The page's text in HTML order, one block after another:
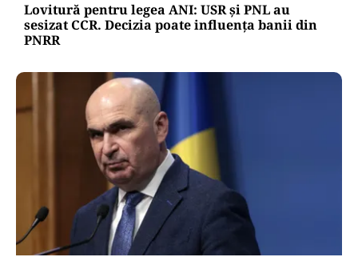
Lovitură pentru legea ANI: USR și PNL au
sesizat CCR. Decizia poate influența banii din
PNRR